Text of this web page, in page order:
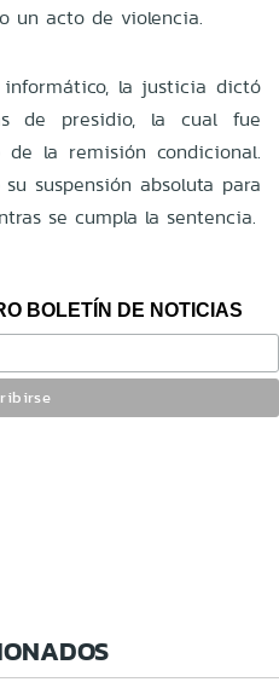
un acto de violencia.
la justicia dictó
de presidio, la cual fue
la remisión condicional.
suspensión absoluta para
se cumpla la sentencia.
BOLETÍN DE NOTICIAS